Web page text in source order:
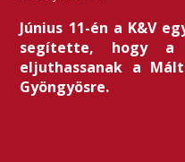
Június 11-én a K&V
segítette, hogy a
eljuthassanak a
Gyöngyösre.